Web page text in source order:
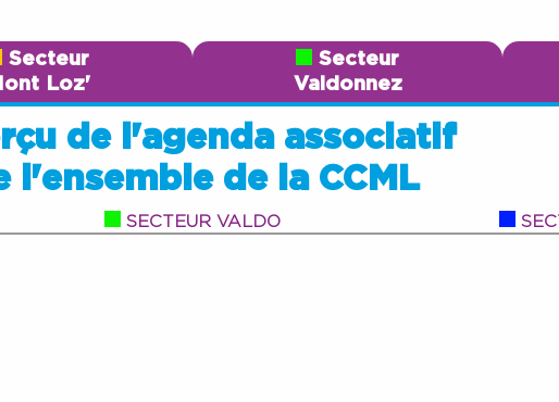
Secteur
Loz'
Secteur
Valdonnez
de l'agenda associatif
l'ensemble de la CCML
SECTEUR VALDO